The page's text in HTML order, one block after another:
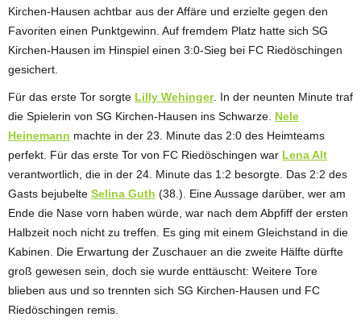
Kirchen-Hausen achtbar aus der Affäre und erzielte gegen den
Favoriten einen Punktgewinn. Auf fremdem Platz hatte sich SG
Kirchen-Hausen im Hinspiel einen 3:0-Sieg bei FC Riedöschingen
gesichert.
Für das erste Tor sorgte Lilly Wehinger. In der neunten Minute traf
die Spielerin von SG Kirchen-Hausen ins Schwarze. Nele
Heinemann machte in der 23. Minute das 2:0 des Heimteams
perfekt. Für das erste Tor von FC Riedöschingen war Lena Alt
verantwortlich, die in der 24. Minute das 1:2 besorgte. Das 2:2 des
Gasts bejubelte Selina Guth (38.). Eine Aussage darüber, wer am
Ende die Nase vorn haben würde, war nach dem Abpfiff der ersten
Halbzeit noch nicht zu treffen. Es ging mit einem Gleichstand in die
Kabinen. Die Erwartung der Zuschauer an die zweite Hälfte dürfte
groß gewesen sein, doch sie wurde enttäuscht: Weitere Tore
blieben aus und so trennten sich SG Kirchen-Hausen und FC
Riedöschingen remis.